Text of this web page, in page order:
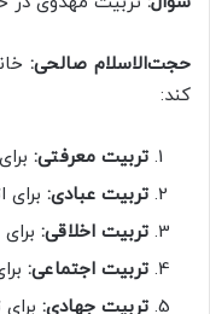
حجت‌الاسلام صالحی:
کند:
تربیت معرفتی:
تربیت عبادی:
تربیت اخلاقی:
تربیت اجتماعی:
تربیت جهادی: